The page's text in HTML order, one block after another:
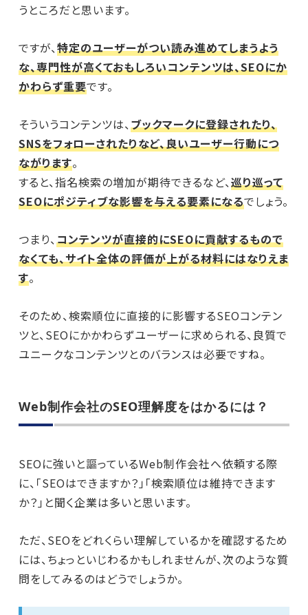
うところだと思います。
ですが、特定のユーザーがつい読み進めてしまうよう
な、専門性が高くておもしろいコンテンツは、SEOにか
かわらず重要です。
そういうコンテンツは、ブックマークに登録されたり、
SNSをフォローされたりなど、良いユーザー行動につ
ながります。
すると、指名検索の増加が期待できるなど、巡り巡って
SEOにポジティブな影響を与える要素になるでしょう。
つまり、コンテンツが直接的にSEOに貢献するもので
なくても、サイト全体の評価が上がる材料にはなりえま
す。
そのため、検索順位に直接的に影響するSEOコンテン
ツと、SEOにかかわらずユーザーに求められる、良質で
ユニークなコンテンツとのバランスは必要ですね。
Web制作会社のSEO理解度をはかるには？
SEOに強いと謳っているWeb制作会社へ依頼する際
に、「SEOはできますか？」「検索順位は維持できます
か？」と聞く企業は多いと思います。
ただ、SEOをどれくらい理解しているかを確認するため
には、ちょっといじわるかもしれませんが、次のような質
問をしてみるのはどうでしょうか。